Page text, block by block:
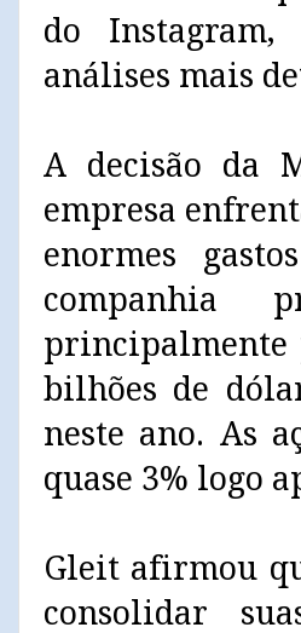
do Instagram,
análises mais
A decisão da
empresa
enormes
companhia
principalmente
bilhões de
neste ano. As
quase 3% logo
Gleit afirmou
consolidar